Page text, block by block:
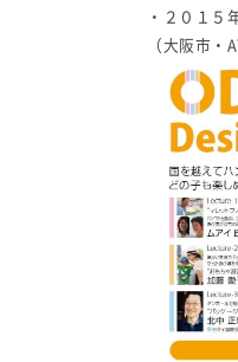
・２０１
（大阪市